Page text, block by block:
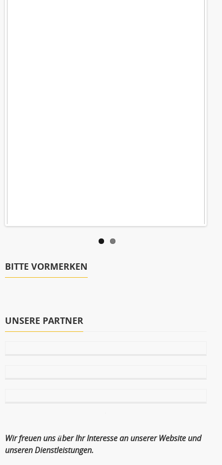
BITTE VORMERKEN
UNSERE PARTNER
Wir freuen uns über Ihr Interesse an unserer Website und
unseren Dienstleistungen.